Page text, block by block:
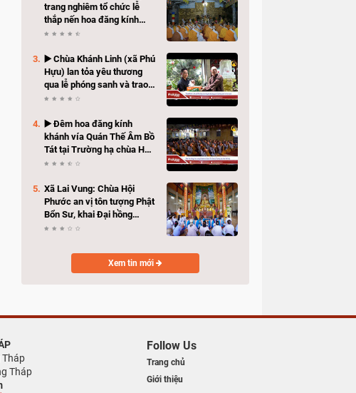
trang nghiêm tổ chức lễ
thắp nến hoa đăng kính
mừng Khánh vía Bồ Tát
▶️ Chùa Khánh Linh (xã Phú
Hựu) lan tỏa yêu thương
qua lễ phóng sanh và trao
quà hỗ trợ bà con có hoàn
▶️ Đêm hoa đăng kính
khánh vía Quán Thế Âm Bồ
Tát tại Trường hạ chùa Hải
Huệ
Xã Lai Vung: Chùa Hội
Phước an vị tôn tượng Phật
Bổn Sư, khai Đại hồng
chung
Xem tin mới
Tháp
Tháp
Follow Us
Trang chủ
Giới thiệu